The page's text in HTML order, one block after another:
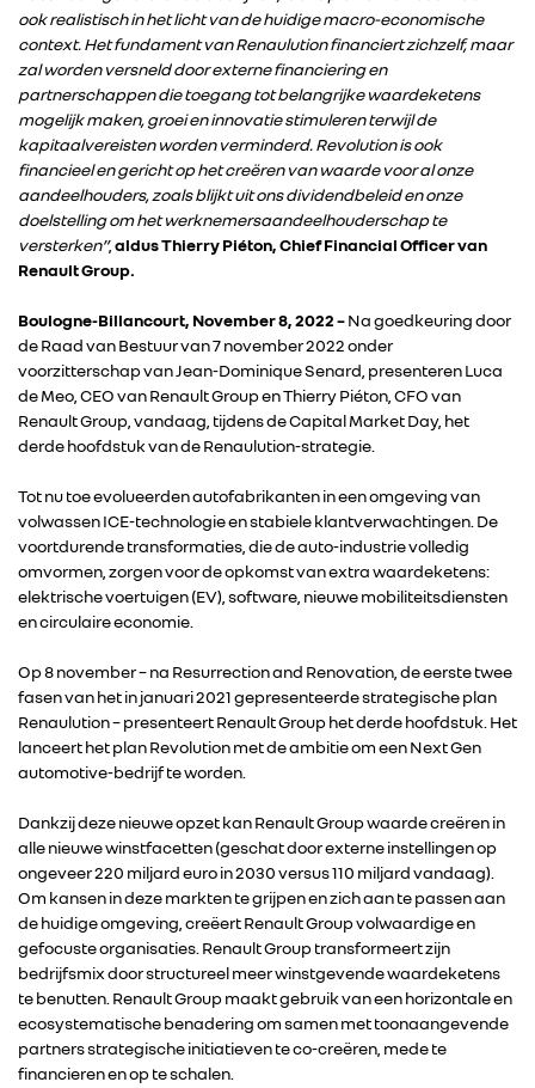
ook realistisch in het licht van de huidige macro-economische
context. Het fundament van Renaulution financiert zichzelf, maar
zal worden versneld door externe financiering en
partnerschappen die toegang tot belangrijke waardeketens
mogelijk maken, groei en innovatie stimuleren terwijl de
kapitaalvereisten worden verminderd. Revolution is ook
financieel en gericht op het creëren van waarde voor al onze
aandeelhouders, zoals blijkt uit ons dividendbeleid en onze
doelstelling om het werknemersaandeelhouderschap te
versterken”,aldus Thierry Piéton, Chief Financial Officer van
Renault Group.
Boulogne-Billancourt, November 8, 2022–Na goedkeuring door
de Raad van Bestuur van 7 november 2022 onder
voorzitterschap van Jean-Dominique Senard, presenteren Luca
de Meo, CEO van Renault Group en Thierry Piéton, CFO van
Renault Group, vandaag, tijdens de Capital Market Day, het
derde hoofdstuk van de Renaulution-strategie.
Tot nu toe evolueerden autofabrikanten in een omgeving van
volwassen ICE-technologie en stabiele klantverwachtingen. De
voortdurende transformaties, die de auto-industrie volledig
omvormen, zorgen voor de opkomst van extra waardeketens:
elektrische voertuigen (EV), software, nieuwe mobiliteitsdiensten
en circulaire economie.
Op 8 november – na Resurrection and Renovation, de eerste twee
fasen van het in januari 2021 gepresenteerde strategische plan
Renaulution – presenteert Renault Group het derde hoofdstuk. Het
lanceert het plan Revolution met de ambitie om een Next Gen
automotive-bedrijf te worden.
Dankzij deze nieuwe opzet kan Renault Group waarde creëren in
alle nieuwe winstfacetten (geschat door externe instellingen op
ongeveer 220 miljard euro in 2030 versus 110 miljard vandaag).
Om kansen in deze markten te grijpen en zich aan te passen aan
de huidige omgeving, creëert Renault Group volwaardige en
gefocuste organisaties. Renault Group transformeert zijn
bedrijfsmix door structureel meer winstgevende waardeketens
te benutten. Renault Group maakt gebruik van een horizontale en
ecosystematische benadering om samen met toonaangevende
partners strategische initiatieven te co-creëren, mede te
financieren en op te schalen.